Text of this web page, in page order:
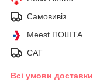
Самовивіз
Meest ПОШТА
САТ
Всі умови доставки